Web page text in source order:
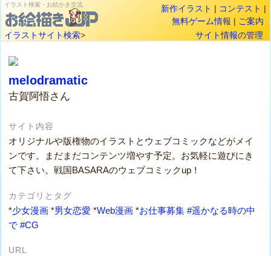
イラスト検索・お絵かき交流 新作イラスト | コンテスト |
無料ゲーム情報 | ご案内
イラストサイト検索> サイト情報の管理
melodramatic
古賀阿悟さん
サイト内容
オリジナルや版権物のイラストとウェブコミックなどがメイ
ンです。まだまだコンテンツ増やす予定。お気軽に遊びにき
て下さい。戦国BASARAのウェブコミックup！
カテゴリとタグ
*少女漫画 *男女恋愛 *Web漫画 *お仕事募集 #遥かなる時の中
で #CG
URL